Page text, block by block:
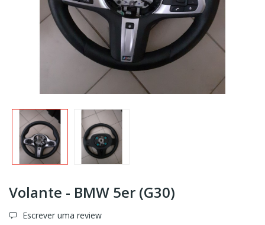
Volante - BMW 5er (G30)
Escrever uma review